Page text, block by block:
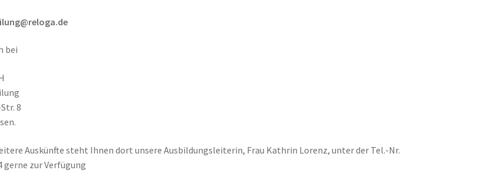
bei
8
Auskünfte steht Ihnen dort unsere Ausbildungsleiterin, Frau Kathrin Lorenz, unter der Tel.-Nr.
gerne zur Verfügung